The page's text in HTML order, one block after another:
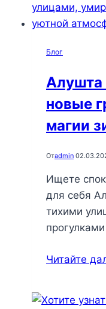
Блог
Алушта
новые
магии
Отadmin
Ищете
для себя
тихими
Читайте